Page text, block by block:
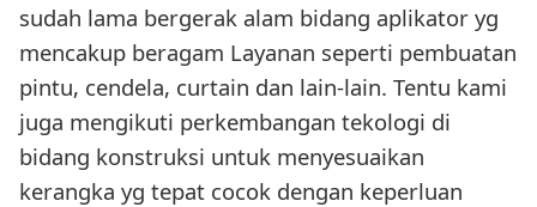
sudah lama bergerak alam bidang aplikator yg
mencakup beragam Layanan seperti pembuatan
pintu, cendela, curtain dan lain-lain. Tentu kami
juga mengikuti perkembangan tekologi di
bidang konstruksi untuk menyesuaikan
kerangka yg tepat cocok dengan keperluan